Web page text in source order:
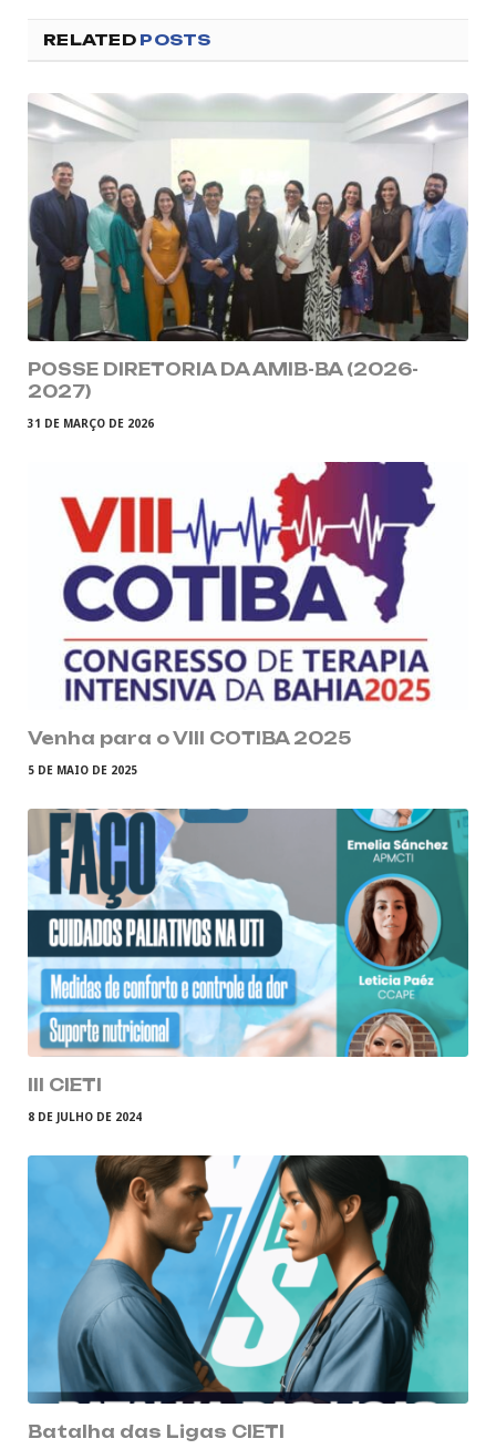
RELATED POSTS
POSSE DIRETORIA DA AMIB-BA (2026-
2027)
31 DE MARÇO DE 2026
Venha para o VIII COTIBA 2025
5 DE MAIO DE 2025
III CIETI
8 DE JULHO DE 2024
Batalha das Ligas CIETI